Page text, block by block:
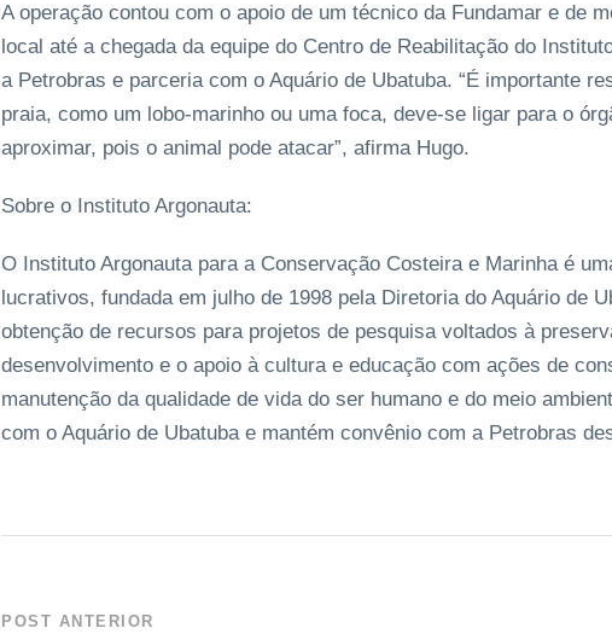
A operação contou com o apoio de um técnico da Fundamar e de
local até a chegada da equipe do Centro de Reabilitação do
a Petrobras e parceria com o Aquário de Ubatuba. “É importante
praia, como um lobo-marinho ou uma foca, deve-se ligar para o
aproximar, pois o animal pode atacar”, afirma Hugo.
Sobre o Instituto Argonauta:
O Instituto Argonauta para a Conservação Costeira e Marinha é
lucrativos, fundada em julho de 1998 pela Diretoria do Aquário de
obtenção de recursos para projetos de pesquisa voltados à
desenvolvimento e o apoio à cultura e educação com ações de
manutenção da qualidade de vida do ser humano e do meio
com o Aquário de Ubatuba e mantém convênio com a Petrobras
POST ANTERIOR